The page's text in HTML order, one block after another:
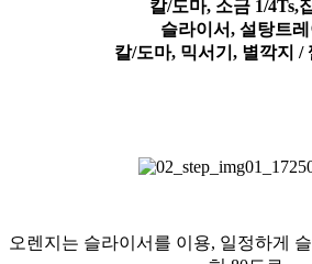
칼/도마, 소금 1/4Ts,
슬라이서, 설탕트
칼/도마, 믹서기, 별깍지 /
오렌지는 슬라이서를 이용, 일정하게